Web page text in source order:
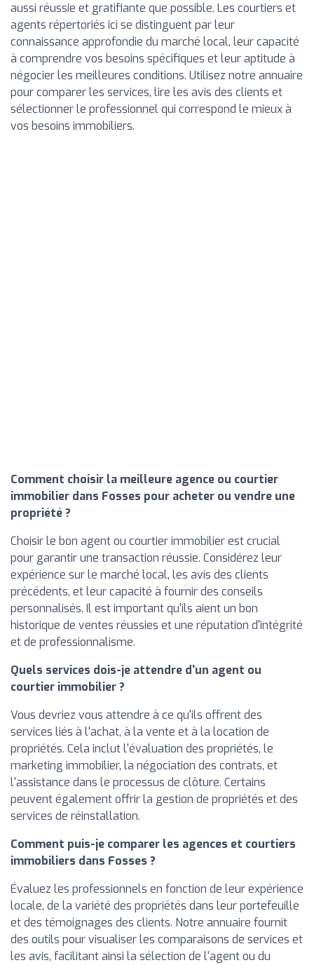
aussi réussie et gratifiante que possible. Les courtiers et
agents répertoriés ici se distinguent par leur
connaissance approfondie du marché local, leur capacité
à comprendre vos besoins spécifiques et leur aptitude à
négocier les meilleures conditions. Utilisez notre annuaire
pour comparer les services, lire les avis des clients et
sélectionner le professionnel qui correspond le mieux à
vos besoins immobiliers.
Comment choisir la meilleure agence ou courtier
immobilier dans Fosses pour acheter ou vendre une
propriété ?
Choisir le bon agent ou courtier immobilier est crucial
pour garantir une transaction réussie. Considérez leur
expérience sur le marché local, les avis des clients
précédents, et leur capacité à fournir des conseils
personnalisés. Il est important qu'ils aient un bon
historique de ventes réussies et une réputation d'intégrité
et de professionnalisme.
Quels services dois-je attendre d'un agent ou
courtier immobilier ?
Vous devriez vous attendre à ce qu'ils offrent des
services liés à l'achat, à la vente et à la location de
propriétés. Cela inclut l'évaluation des propriétés, le
marketing immobilier, la négociation des contrats, et
l'assistance dans le processus de clôture. Certains
peuvent également offrir la gestion de propriétés et des
services de réinstallation.
Comment puis-je comparer les agences et courtiers
immobiliers dans Fosses ?
Évaluez les professionnels en fonction de leur expérience
locale, de la variété des propriétés dans leur portefeuille
et des témoignages des clients. Notre annuaire fournit
des outils pour visualiser les comparaisons de services et
les avis, facilitant ainsi la sélection de l'agent ou du